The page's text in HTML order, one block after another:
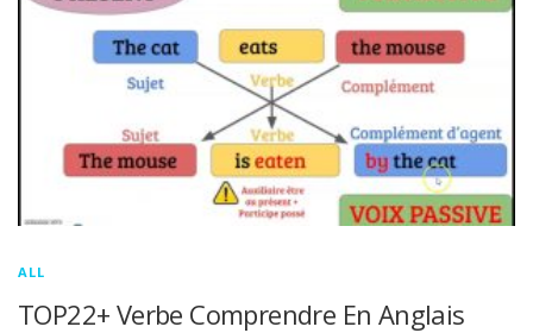
ALL
TOP22+ Verbe Comprendre En Anglais